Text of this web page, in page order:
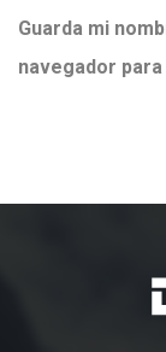
Guarda mi
navegador